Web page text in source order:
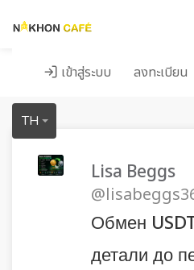
เข้าสู่ระบบ ลงทะเบียน
TH
Lisa Beggs
Обмен
детали до